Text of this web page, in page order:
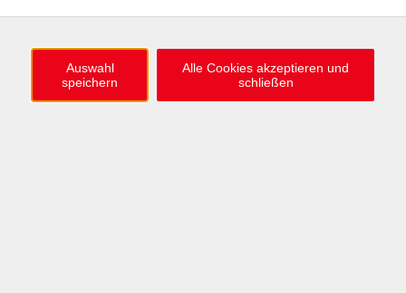
Deutsch lernen
Auswahl
speichern
Alle Cookies akzeptieren und
schließen